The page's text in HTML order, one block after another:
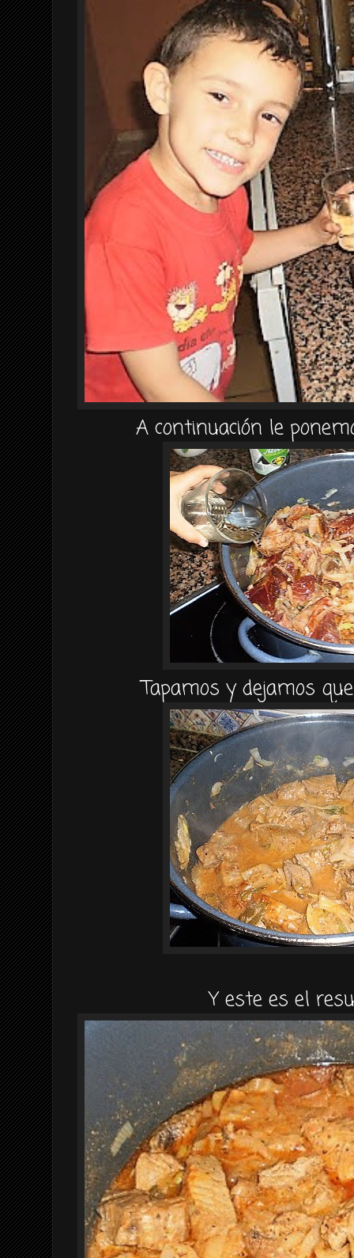
Acontinuación le
Tapamos y dejamos
Y este es el